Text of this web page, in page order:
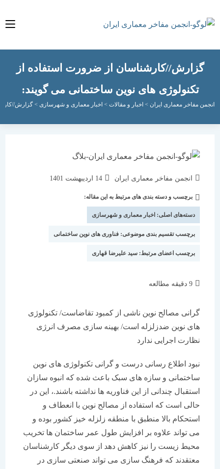
کارشناسان از ضرورت استفاده از
تکنولوژی های نوین ساختمانی می گویند:
مفاخر معماری ایران > اخبار و مقالات>اخبار معماری و شهرسازی>گزارش//کارشناسان
انجمن مفاخر معماری ایران
نوشته
شده
است:
14 اردیبهشت 1401
برچسب و دسته بندی های مرتبط به این مقاله:
دسته‌های اصلی:اخبار معماری و شهرسازی
برچسب تقسیم بندی موضوعی:فناوری های نوین ساختمانی
برچسب اعضای مرتبط: سید علیرضا قهاری
گرانی مصالح نوین ناشی از کمبود تقاضاست/ تکنولوژی
های نوین ضدزلزله است/ بهینه سازی مصرف انرژی
نظارت اجرایی ندارد
نبود اطلاع رسانی درست و گرانی تکنولوژی های نوین
ساختمانی و سازه های سبک باعث شده که انبوه سازان
استقبال چندانی از این فناوریه ها نداشته باشند.، این در
حالی است که استفاده از مصالح نوین با انعطاف و
استحکام بالا منطبق با منطقه زلزله خیز کشور بوده و
می تواند علاوه بر افزایش طول عمر ساختمان ها تخریب
محیط زیست را نیز کاهش دهد از سوی دیگر کارشناسان
معتقدند که فرهنگ سازی می تواند صنعتی سازی در